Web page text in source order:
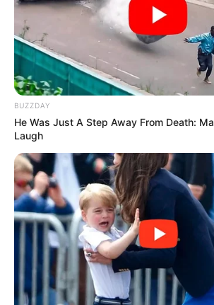
BUZZDAY
He Was Just A Step Away From Death:
Laugh